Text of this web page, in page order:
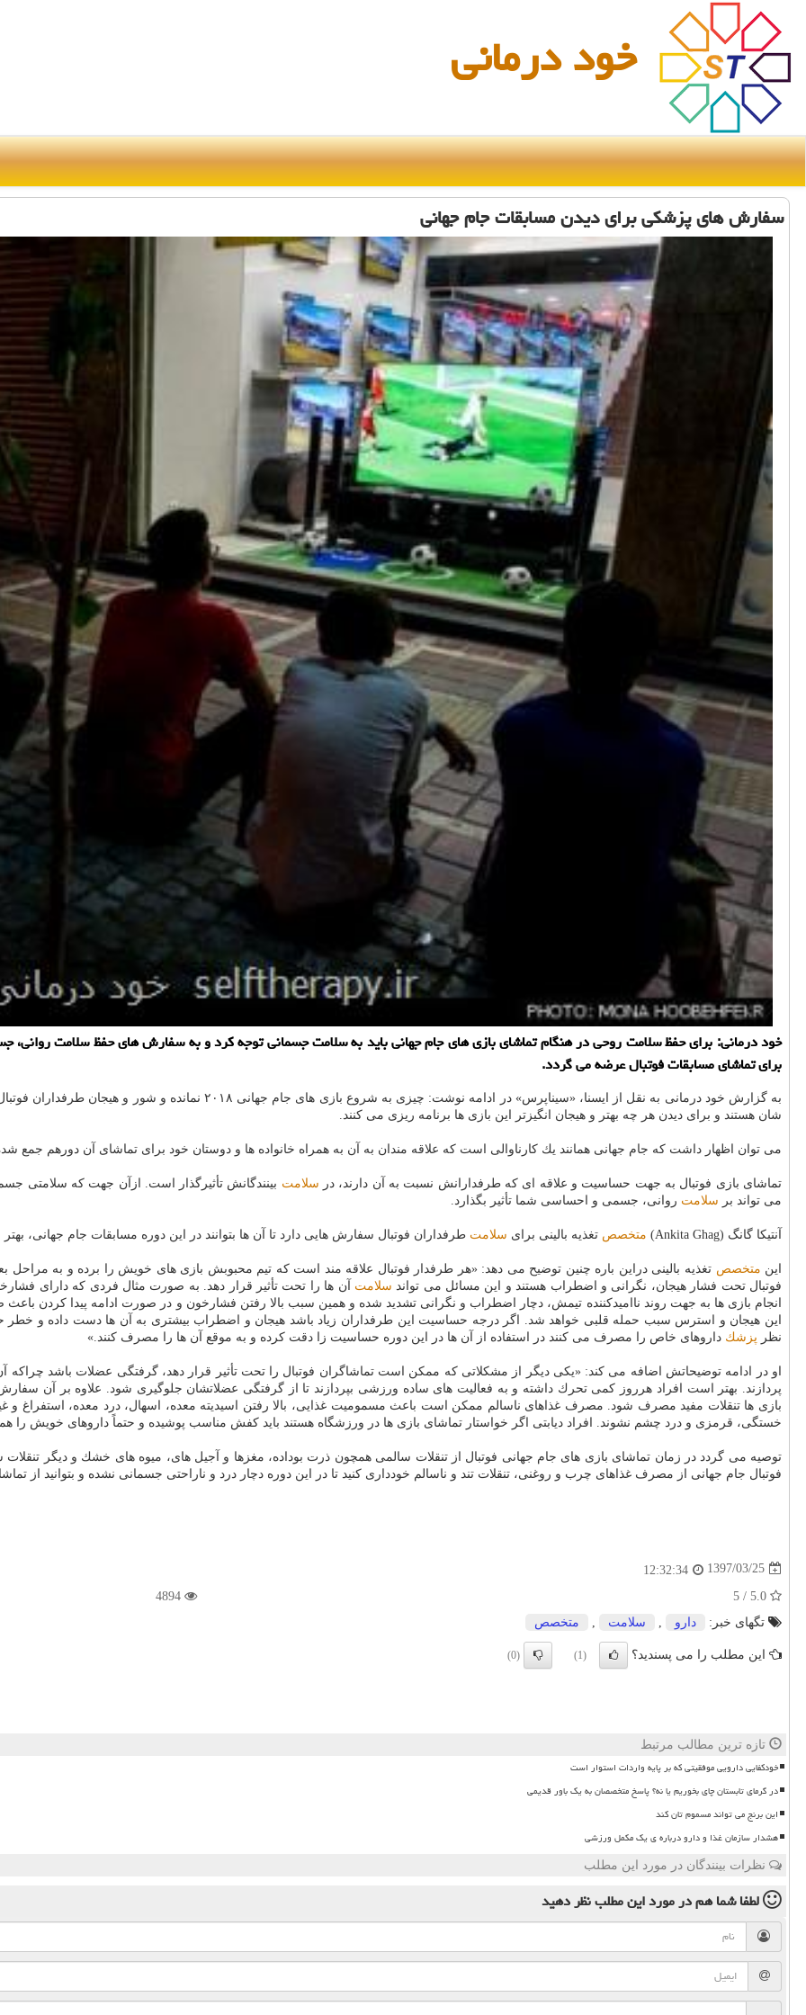
خود درمانی
سفارش های پزشكی برای دیدن مسابقات جام جهانی
خود درمانی: برای حفظ سلامت روحی در هنگام تماشای بازی های جام جهانی باید به سلامت جسمانی توجه كرد و به سفارش های حفظ سلامت
برای تماشای مسابقات فوتبال عرضه می گردد.
به گزارش خود درمانی به نقل از ایسنا، «سیناپرس» در ادامه نوشت: چیزی
شان هستند و برای دیدن هر چه بهتر و هیجان انگیزتر این بازی ها برنامه ریزی می كنند.
می توان اظهار داشت كه جام جهانی همانند یك كارناوالی است كه علاقه مندان به آن به همراه خانواده ها و دوستان خود برای تماشای آن دورهم جمع
تماشای بازی فوتبال به جهت حساسیت و علاقه ای كه طرفدارانش نسبت به آن دارند، در سلامت بینندگانش تأثیرگذار است. ازآن جهت كه سلامتی
می تواند بر سلامت روانی، جسمی و احساسی شما تأثیر بگذارد.
آنتیكا گانگ (Ankita Ghag) متخصص تغذیه بالینی برای سلامت طرفداران فوتبال سفارش هایی دارد تا آن ها بتوانند در این دوره مسابقات جام جهانی،
این متخصص تغذیه بالینی دراین باره چنین توضیح می دهد: «هر طرفدار فوتبال علاقه مند است كه تیم محبوبش بازی های خویش را برده و به مراحل
فوتبال تحت فشار هیجان، نگرانی و اضطراب هستند و این مسائل می تواند سلامت آن ها را تحت تأثیر قرار دهد. به صورت مثال فردی كه دارای
انجام بازی ها به جهت روند ناامیدكننده تیمش، دچار اضطراب و نگرانی تشدید شده و همین سبب بالا رفتن فشارخون و در صورت ادامه پیدا كردن
این هیجان و استرس سبب حمله قلبی خواهد شد. اگر درجه حساسیت این طرفداران زیاد باشد هیجان و اضطراب بیشتری به آن ها دست داده و
نظر پزشك داروهای خاص را مصرف می كنند در استفاده از آن ها در این دوره حساسیت زا دقت كرده و به موقع آن ها را مصرف كنند.»
او در ادامه توضیحاتش اضافه می كند: «یكی دیگر از مشكلاتی كه ممكن است تماشاگران فوتبال را تحت تأثیر قرار دهد، گرفتگی عضلات باشد چراكه
پردازند. بهتر است افراد هرروز كمی تحرك داشته و به فعالیت های ساده ورزشی بپردازند تا از گرفتگی عضلاتشان جلوگیری شود. علاوه بر آن
بازی ها تنقلات مفید مصرف شود. مصرف غذاهای ناسالم ممكن است باعث مسمومیت غذایی، بالا رفتن اسیدیته معده، اسهال، درد معده، استفراغ و
خستگی، قرمزی و درد چشم نشوند. افراد دیابتی اگر خواستار تماشای بازی ها در ورزشگاه هستند باید كفش مناسب پوشیده و حتماً داروهای خویش را
توصیه می گردد در زمان تماشای بازی های جام جهانی فوتبال از تنقلات سالمی همچون ذرت بوداده، مغزها و آجیل های، میوه های خشك و دیگر
فوتبال جام جهانی از مصرف غذاهای چرب و روغنی، تنقلات تند و ناسالم خودداری كنید تا در این دوره دچار درد و ناراحتی جسمانی نشده و بتوانید از
1397/03/25
12:32:34
تگهای خبر:
دارو سلامت متخصص
این مطلب را می پسندید؟ (1)
(0)
تازه ترین مطالب مرتبط
خودکفایی دارویی موفقیتی که بر پایه واردات استوار است
در گرمای تابستان چای بخوریم یا نه؟ پاسخ متخصصان به یک باور قدیمی
این برنج می تواند مسموم تان کند
هشدار سازمان غذا و دارو درباره ی یک مکمل ورزشی
نظرات بینندگان در مورد این مطلب
لطفا شما همدر مورد این مطلبنظر دهید